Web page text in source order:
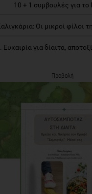
10 + 1 συμβουλές για το
Οι μικροί φίλοι
Ευκαιρία για δίαιτα,
Προβολή